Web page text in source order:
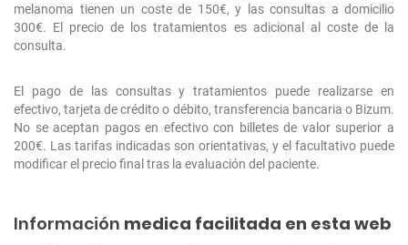
melanoma tienen un coste de 150€, y las consultas a domicilio
300€. El precio de los tratamientos es adicional al coste de la
consulta.
El pago de las consultas y tratamientos puede realizarse en
efectivo, tarjeta de crédito o débito, transferencia bancaria o Bizum.
No se aceptan pagos en efectivo con billetes de valor superior a
200€. Las tarifas indicadas son orientativas, y el facultativo puede
modificar el precio final tras la evaluación del paciente.
Información medica facilitada en esta web